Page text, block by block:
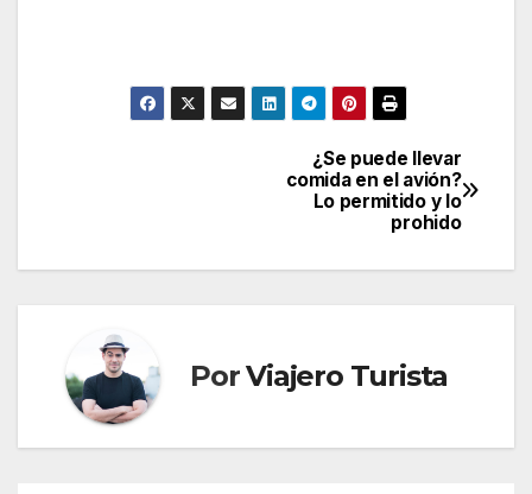
entradas
¿Se puede llevar
comida en el avión?
Lo permitido y lo
prohido
PorViajero Turista